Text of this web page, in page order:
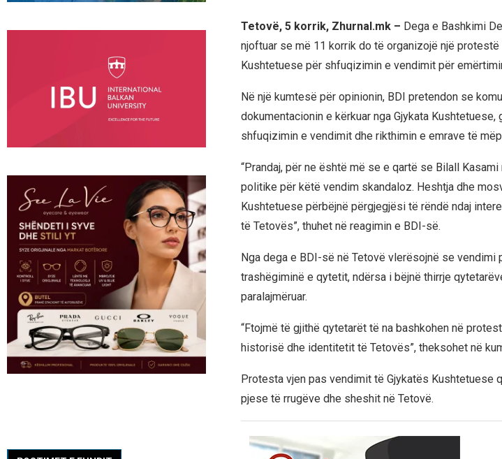
Tetovë, 5 korrik, Zhurnal.mk – Dega e Bashkimi
njoftuar se më 11 korrik do të organizojë një
Kushtetuese për shfuqizimin e vendimit për
Në një kumtesë për opinionin, BDI pretendon se
dokumentacionin e kërkuar nga Gjykata
shfuqizimin e vendimit dhe rikthimin e emrave të
“Prandaj, për ne është më se e qartë se Bilall
politike për këtë vendim skandaloz. Heshtja dhe
Kushtetuese përbëjnë përgjegjësi të rëndë ndaj
të Tetovës”, thuhet në reagimin e BDI-së.
Nga dega e BDI-së në Tetovë vlerësojnë se
trashëgiminë e qytetit, ndërsa i bëjnë thirrje
paralajmëruar.
“Ftojmë të gjithë qytetarët të na bashkohen në
historisë dhe identitetit të Tetovës”, theksohet në
Protesta vjen pas vendimit të Gjykatës Kushtetuese
pjese të rrugëve dhe sheshit në Tetovë.